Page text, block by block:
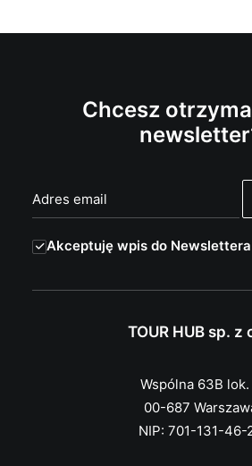
Chcesz
Akceptuję wpis do Newslettera
TOUR HUB sp. z
Wspólna 63B lok.
00-687
NIP: 701-131-46-